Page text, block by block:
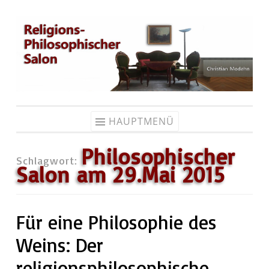
Zum
Inhalt
springen
HAUPTMENÜ
Schlagwort: Philosophischer
Salon am 29.Mai 2015
Für eine Philosophie des
Weins: Der